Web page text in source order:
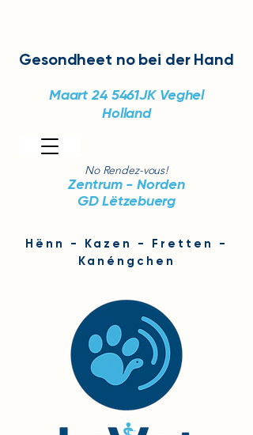
No Rendez-vous!
Zentrum - Norden
GD Lëtzebuerg
Gesondheet no bei der Hand
Hënn - Kazen - Fretten -
Kanéngchen
Maart 24 5461JK Veghel
Holland